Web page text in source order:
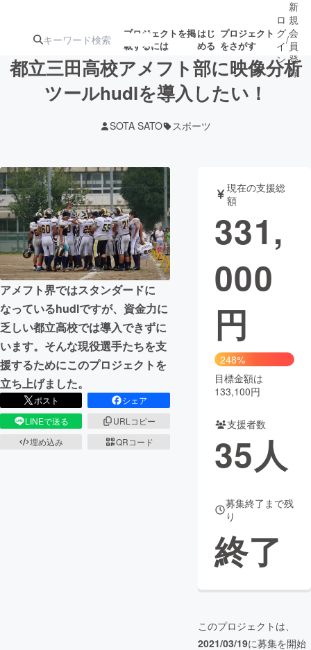
プロジェクトを掲
載するには
はじ
める
プロジェクト
をさがす
ジェクト
ロジェクト
アート・写真 音楽
テクノロジー・ガジェット ゲーム・サ
映像・映画
ビジネス・起業
まちづくり・地域活性化
CAMPFIRE for Social Good
CAMPFIRE Creation
CAMPFIREふるさと納税
コミュニティ
ロ
グ
イ
ン
/
新
規
会
員
登
録
都立三田高校アメフト部に映像分析
ツールhudlを導入したい！
SOTA SATO スポーツ
アメフト界ではスタンダードに
なっているhudlですが、資金力に
乏しい都立高校では導入できずに
います。そんな現役選手たちを支
援するためにこのプロジェクトを
立ち上げました。
ポスト
シェア
LINEで送る
URLコピー
埋め込み
QRコード
現在の支援総
額
331,
000
円
248%
目標金額は
133,100円
支援者数
35人
募集終了まで残
り
終了
このプロジェクトは、
2021/03/19に募集を開始